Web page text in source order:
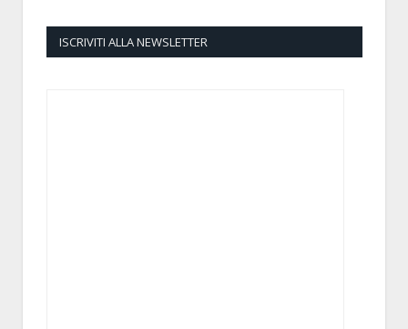
ISCRIVITI ALLA NEWSLETTER